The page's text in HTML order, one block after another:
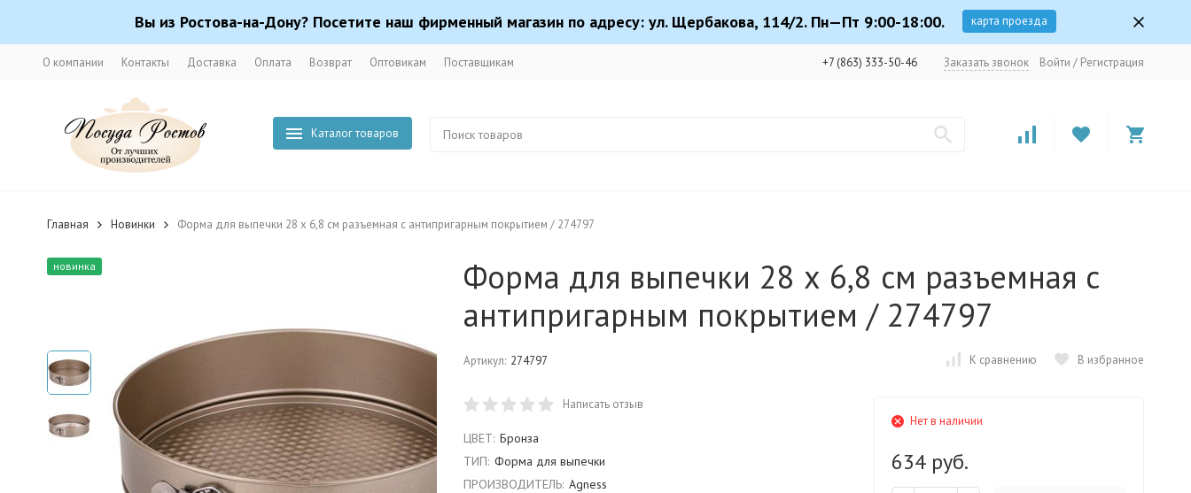
Вы из Ростова-на-Дону? Посетите наш фирменный магазин по адресу: ул. Щербакова, 114/2. Пн—Пт 9:00-18:00. карта проезда
О компании Контакты Доставка Оплата Возврат Оптовикам Поставщикам +7 (863) 333-50-46 Заказать звонок Войти / Регистрация
Каталог товаров
Главная Новинки Форма для выпечки 28 х 6,8 см разъемная с антипригарным покрытием / 274797
новинка
Форма для выпечки 28 х 6,8 см разъемная с
антипригарным покрытием / 274797
Артикул: 274797 К сравнению В избранное
Написать отзыв
ЦВЕТ: Бронза
ТИП: Форма для выпечки
ПРОИЗВОДИТЕЛЬ: Agness
Нет в наличии
634 руб.